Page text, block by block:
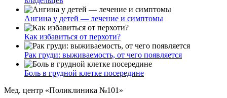
Ангина у детей — лечение и симптомы
Как избавиться от перхоти?
Рак груди: выживаемость, от чего появляется
Боль в грудной клетке посередине
Мед. центр «Поликлиника №101»